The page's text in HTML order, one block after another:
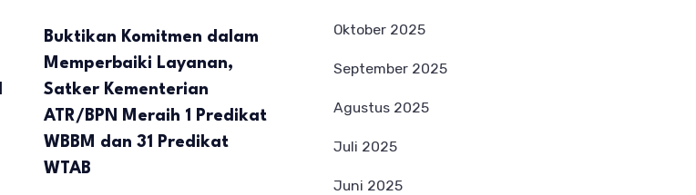
Buktikan Komitmen dalam
Memperbaiki Layanan,
Satker Kementerian
ATR/BPN Meraih 1 Predikat
WBBM dan 31 Predikat
WTAB
Oktober 2025
September 2025
Agustus 2025
Juli 2025
Juni 2025